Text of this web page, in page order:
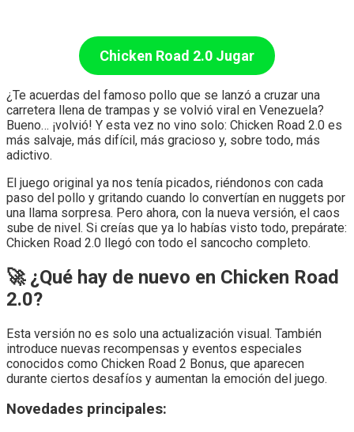
Chicken Road 2.0 Jugar
¿Te acuerdas del famoso pollo que se lanzó a cruzar una
carretera llena de trampas y se volvió viral en Venezuela?
Bueno… ¡volvió! Y esta vez no vino solo: Chicken Road 2.0 es
más salvaje, más difícil, más gracioso y, sobre todo, más
adictivo.
El juego original ya nos tenía picados, riéndonos con cada
paso del pollo y gritando cuando lo convertían en nuggets por
una llama sorpresa. Pero ahora, con la nueva versión, el caos
sube de nivel. Si creías que ya lo habías visto todo, prepárate:
Chicken Road 2.0 llegó con todo el sancocho completo.
🚀 ¿Qué hay de nuevo en Chicken Road
2.0?
Esta versión no es solo una actualización visual. También
introduce nuevas recompensas y eventos especiales
conocidos como Chicken Road 2 Bonus, que aparecen
durante ciertos desafíos y aumentan la emoción del juego.
Novedades principales: